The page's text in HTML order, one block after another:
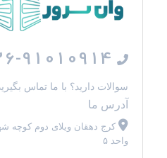
026-91010914
سوالات دارید؟ با ما تماس بگیرید
آدرس ما
کرج دهقان ویلای دوم کوچه
واحد ۵